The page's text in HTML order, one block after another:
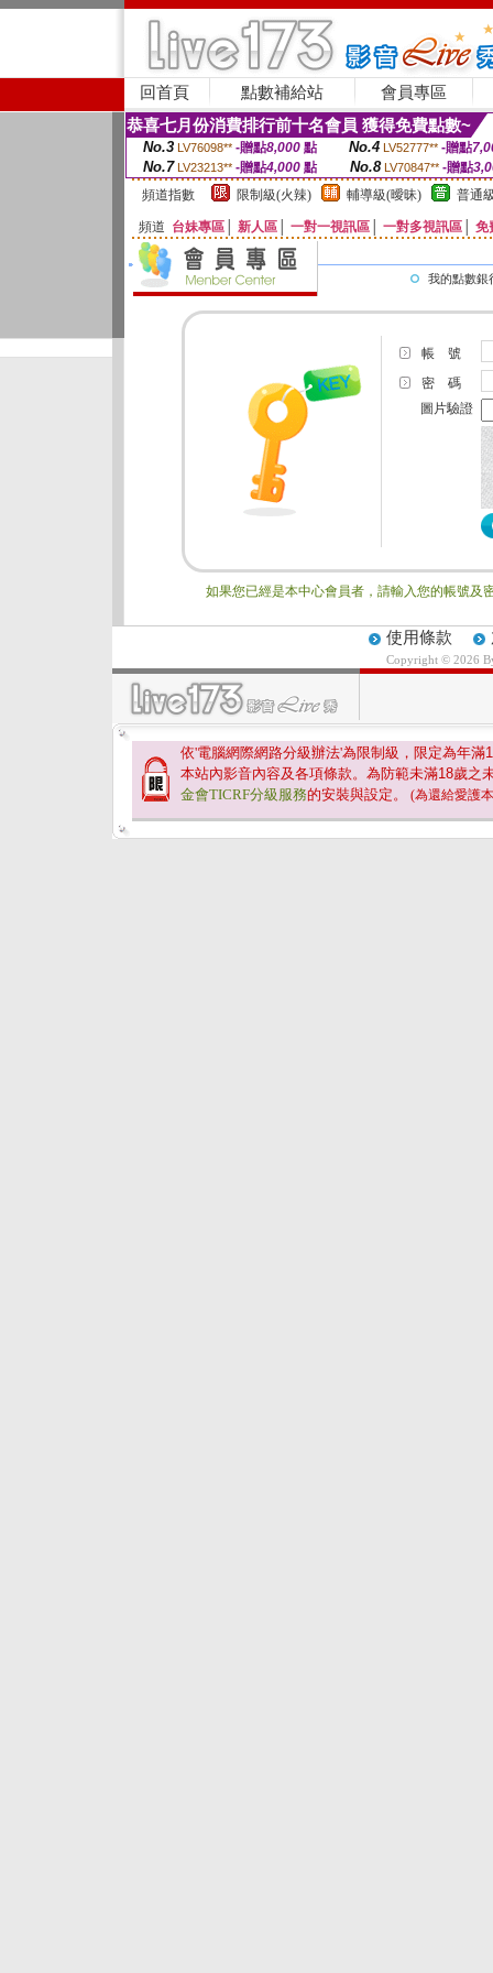
回首頁 點數補給站 會員專區
恭喜七月份消費排行前十名會員 獲得免費點數~
No.3 LV76098** -贈點8,000點 No.4 LV52777** -贈點
No.7 LV23213** -贈點4,000 點 No.8 LV70847** -贈點
頻道指數
限制級(火辣) 輔導級(曖昧) 普通
頻道 台妹專區 新人區 一對一視訊區 一對多視訊區 免
我的點數銀
帳 號
密 碼
圖片驗證
如果您已經是本中心會員者，請輸入您的帳號及
使用條款
Copyright © 2026
依'電腦網際網路分級辦法'為限制級，限定為年滿
本站內影音內容及各項條款。為防範未滿18歲之
金會TICRF分級服務的安裝與設定。 (為還給愛護